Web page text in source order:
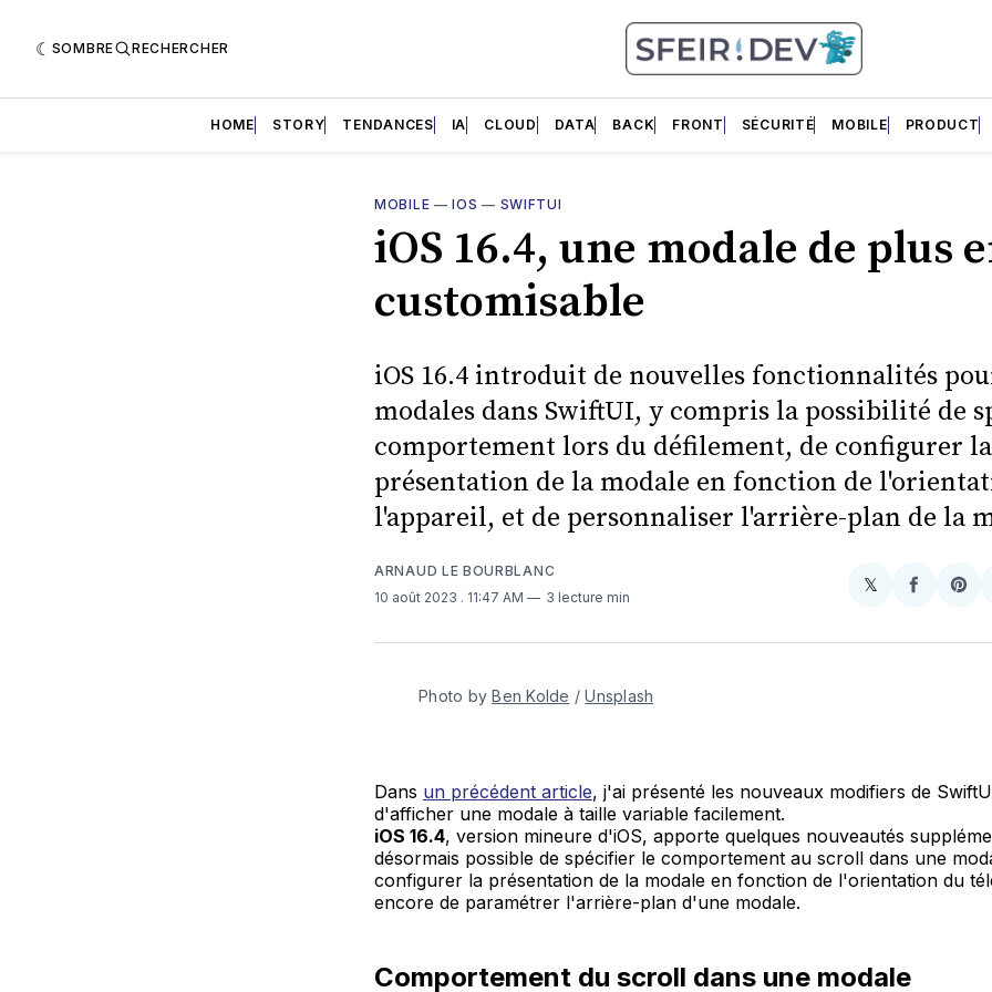
SOMBRE RECHERCHER
HOME STORY TENDANCES IA CLOUD DATA BACK FRONT SÉCURITÉ MOBILE PRODUCT
MOBILE —IOS — SWIFTUI
iOS 16.4, une modale de plus
customisable
iOS 16.4 introduit de nouvelles fonctionnalités
modales dans SwiftUI, y compris la possibilité de
comportement lors du défilement, de configurer la
présentation de la modale en fonction de
l'appareil, et de personnaliser l'arrière-plan de la
ARNAUD LE BOURBLANC
10 août 2023 . 11:47 AM 3 lecture min
𝕏Share
X
Partager
Photo byBen Kolde /Unsplash
Dans un précédent article, j'ai présenté les nouveaux modifiers de
d'afficher une modale à taille variable facilement.
iOS 16.4, version mineure d'iOS, apporte quelques nouveautés
désormais possible de spécifier le comportement au scroll dans une
configurer la présentation de la modale en fonction de l'orientation du
encore de paramétrer l'arrière-plan d'une modale.
Comportement du scroll dans une modale